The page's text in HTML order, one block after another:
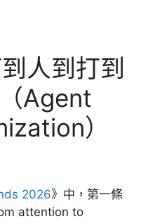
人到打到
Agent
）
2026》中，第一條
attention to